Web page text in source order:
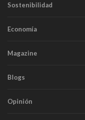
Sostenibilidad
Economía
Magazine
Blogs
Opinión